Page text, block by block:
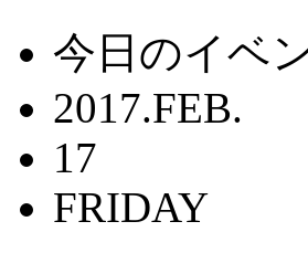
今日のイベ
2017.FEB.
17
FRIDAY